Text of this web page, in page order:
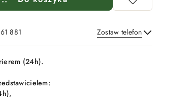
881 Zostaw telefon
Wyślij
(24h).